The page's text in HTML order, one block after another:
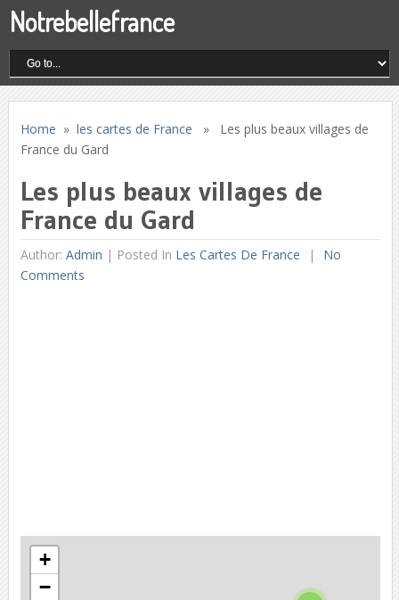
Notrebellefrance
Home » les cartes de France » Les plus beaux villages de
France du Gard
Les plus beaux villages de
France du Gard
Author: Admin | Posted In Les Cartes De France
No
Comments
+
−